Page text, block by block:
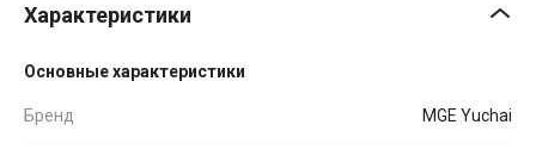
Характеристики
Основные характеристики
Бренд MGE Yuchai